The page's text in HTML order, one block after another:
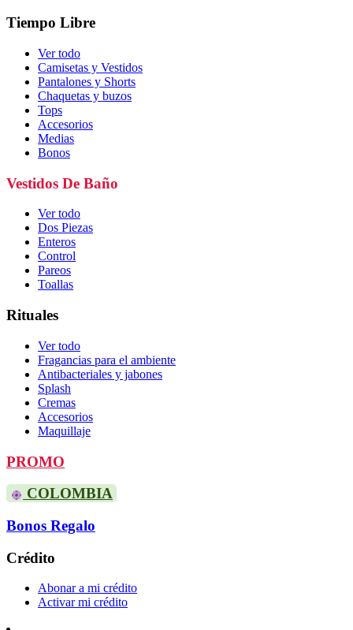
Tiempo Libre
Ver todo
Camisetas y Vestidos
Pantalones y Shorts
Chaquetas y buzos
Tops
Accesorios
Medias
Bonos
Vestidos De Baño
Ver todo
Dos Piezas
Enteros
Control
Pareos
Toallas
Rituales
Ver todo
Fragancias para el ambiente
Antibacteriales y jabones
Splash
Cremas
Accesorios
Maquillaje
PROMO
COLOMBIA
Bonos Regalo
Crédito
Abonar a mi crédito
Activar mi crédito